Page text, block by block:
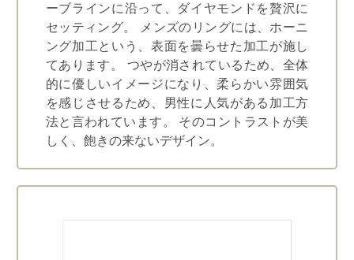
ーブラインに沿って、ダイヤモンドを贅沢に
セッティング。 メンズのリングには、ホーニ
ング加工という、表面を曇らせた加工が施し
てあります。 つやが消されているため、全体
的に優しいイメージになり、柔らかい雰囲気
を感じさせるため、男性に人気がある加工方
法と言われています。 そのコントラストが美
しく、飽きの来ないデザイン。